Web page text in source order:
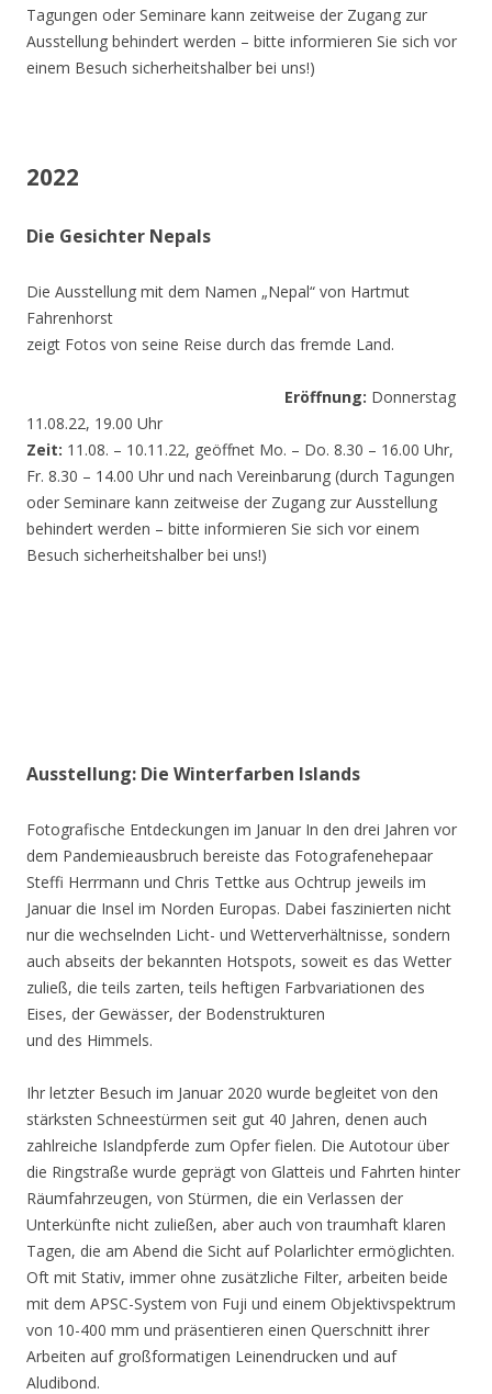
Tagungen oder Seminare kann zeitweise der Zugang zur
Ausstellung behindert werden – bitte informieren Sie sich vor
einem Besuch sicherheitshalber bei uns!)
2022
Die Gesichter Nepals
Die Ausstellung mit dem Namen „Nepal“ von Hartmut
Fahrenhorst
zeigt Fotos von seine Reise durch das fremde Land.
Eröffnung: Donnerstag
11.08.22, 19.00 Uhr
Zeit: 11.08. – 10.11.22, geöffnet Mo. – Do. 8.30 – 16.00 Uhr,
Fr. 8.30 – 14.00 Uhr und nach Vereinbarung (durch Tagungen
oder Seminare kann zeitweise der Zugang zur Ausstellung
behindert werden – bitte informieren Sie sich vor einem
Besuch sicherheitshalber bei uns!)
Ausstellung: Die Winterfarben Islands
Fotografische Entdeckungen im Januar In den drei Jahren vor
dem Pandemieausbruch bereiste das Fotografenehepaar
Steffi Herrmann und Chris Tettke aus Ochtrup jeweils im
Januar die Insel im Norden Europas. Dabei faszinierten nicht
nur die wechselnden Licht- und Wetterverhältnisse, sondern
auch abseits der bekannten Hotspots, soweit es das Wetter
zuließ, die teils zarten, teils heftigen Farbvariationen des
Eises, der Gewässer, der Bodenstrukturen
und des Himmels.
Ihr letzter Besuch im Januar 2020 wurde begleitet von den
stärksten Schneestürmen seit gut 40 Jahren, denen auch
zahlreiche Islandpferde zum Opfer fielen. Die Autotour über
die Ringstraße wurde geprägt von Glatteis und Fahrten hinter
Räumfahrzeugen, von Stürmen, die ein Verlassen der
Unterkünfte nicht zuließen, aber auch von traumhaft klaren
Tagen, die am Abend die Sicht auf Polarlichter ermöglichten.
Oft mit Stativ, immer ohne zusätzliche Filter, arbeiten beide
mit dem APSC-System von Fuji und einem Objektivspektrum
von 10-400 mm und präsentieren einen Querschnitt ihrer
Arbeiten auf großformatigen Leinendrucken und auf
Aludibond.